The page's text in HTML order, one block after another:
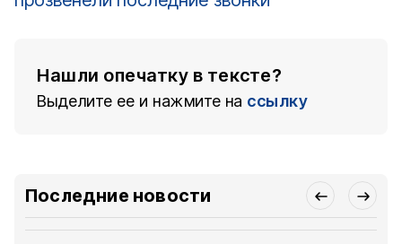
Нашли опечатку в тексте?
Выделите ее и нажмите на ссылку
Последние новости